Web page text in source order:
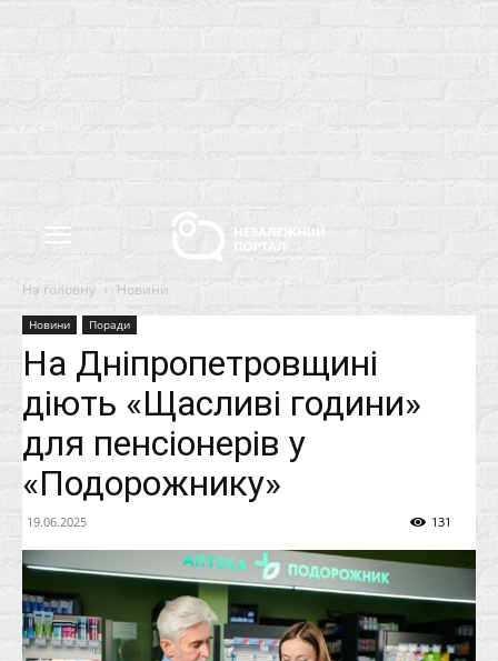
На головну Новини
Новини Поради
На Дніпропетровщині
діють «Щасливі години»
для пенсіонерів у
«Подорожнику»
19.06.2025 131